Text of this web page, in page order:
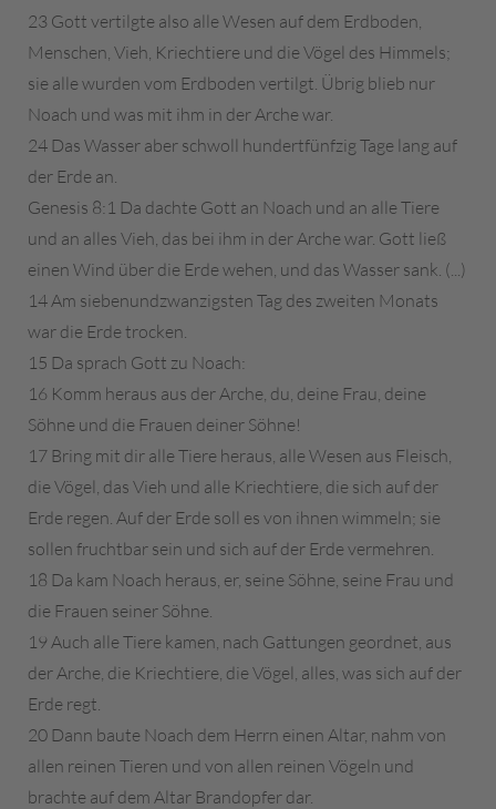
23 Gott vertilgte also alle Wesen auf dem Erdboden,
Menschen, Vieh, Kriechtiere und die Vögel des Himmels;
sie alle wurden vom Erdboden vertilgt. Übrig blieb nur
Noach und was mit ihm in der Arche war.
24 Das Wasser aber schwoll hundertfünfzig Tage lang auf
der Erde an.
Genesis 8:1 Da dachte Gott an Noach und an alle Tiere
und an alles Vieh, das bei ihm in der Arche war. Gott ließ
einen Wind über die Erde wehen, und das Wasser sank. (...)
14 Am siebenundzwanzigsten Tag des zweiten Monats
war die Erde trocken.
15 Da sprach Gott zu Noach:
16 Komm heraus aus der Arche, du, deine Frau, deine
Söhne und die Frauen deiner Söhne!
17 Bring mit dir alle Tiere heraus, alle Wesen aus Fleisch,
die Vögel, das Vieh und alle Kriechtiere, die sich auf der
Erde regen. Auf der Erde soll es von ihnen wimmeln; sie
sollen fruchtbar sein und sich auf der Erde vermehren.
18 Da kam Noach heraus, er, seine Söhne, seine Frau und
die Frauen seiner Söhne.
19 Auch alle Tiere kamen, nach Gattungen geordnet, aus
der Arche, die Kriechtiere, die Vögel, alles, was sich auf der
Erde regt.
20 Dann baute Noach dem Herrn einen Altar, nahm von
allen reinen Tieren und von allen reinen Vögeln und
brachte auf dem Altar Brandopfer dar.